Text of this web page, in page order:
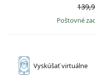
Poštovné
Vyskúšaťvirtuálne